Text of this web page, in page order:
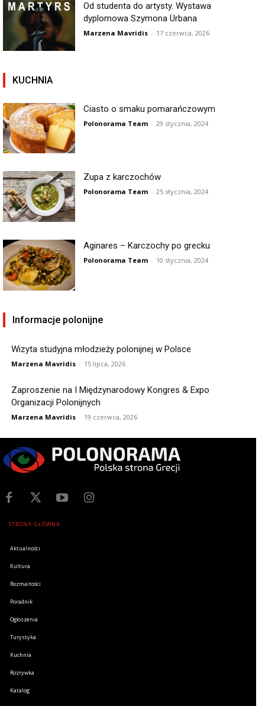
Od studenta do artysty. Wystawa
dyplomowa Szymona Urbana
Marzena Mavridis - 17 czerwca, 2026
KUCHNIA
Ciasto o smaku pomarańczowym
Polonorama Team - 29 stycznia, 2024
Zupa z karczochów
Polonorama Team - 25 stycznia, 2024
Aginares – Karczochy po grecku
Polonorama Team - 10 stycznia, 2024
Informacje polonijne
Wizyta studyjna młodzieży polonijnej w Polsce
Marzena Mavridis - 15 lipca, 2026
Zaproszenie na I Międzynarodowy Kongres & Expo
Organizacji Polonijnych
Marzena Mavridis - 19 czerwca, 2026
STRONA GŁÓWNA
Aktualności
Kultura
Rozmaitości
Poradnik
Ogłoszenia
Turystyka
Kuchnia
Rozrywka
Katalog